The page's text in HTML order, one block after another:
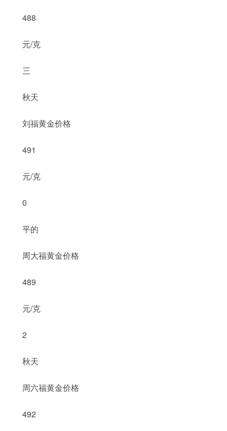
488
元/克
三
秋天
刘福黄金价格
491
元/克
0
平的
周大福黄金价格
489
元/克
2
秋天
周六福黄金价格
492